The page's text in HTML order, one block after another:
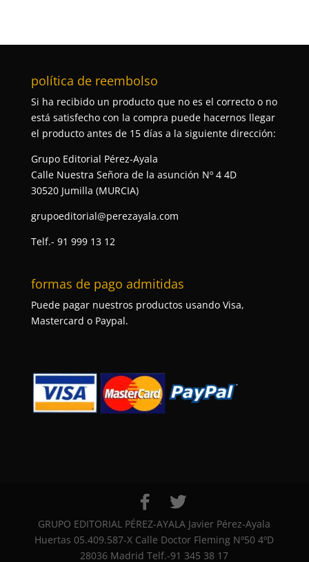
política de reembolso
Si ha recibido un producto que no es el correcto o no
está satisfecho con la compra puede hacernos llegar
el producto antes de 15 días a la siguiente dirección:
Grupo Editorial Pérez-Ayala
Calle Nuestra Señora de la asunción Nº 4 4D
30520 Jumilla (MURCIA)
grupoeditorial@perezayala.com
Telf.- 91 999 13 12
formas de pago admitidas
Puede pagar nuestros productos usando Visa,
Mastercard o Paypal.
GRUPO EDITORIAL PÉREZ-AYALA Javier Pérez-Ayala
Huertas 05.409.587-X Calle Doctor Fleming Nº50 4ºD
28036 Madrid Telf.-91 345 38 17